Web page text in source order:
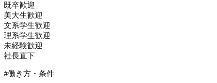
既卒歓迎
美大生歓迎
文系学生歓迎
理系学生歓迎
未経験歓迎
社長直下
#働き方・条件